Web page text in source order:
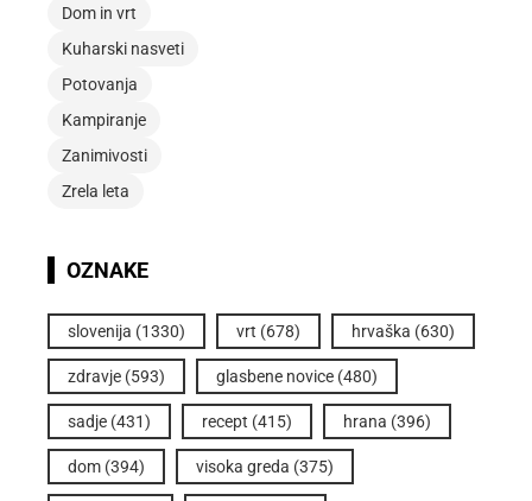
Dom in vrt
Kuharski nasveti
Potovanja
Kampiranje
Zanimivosti
Zrela leta
OZNAKE
slovenija (1330) vrt (678) hrvaška (630)
zdravje (593) glasbene novice (480)
sadje (431) recept (415) hrana (396)
dom (394) visoka greda (375)